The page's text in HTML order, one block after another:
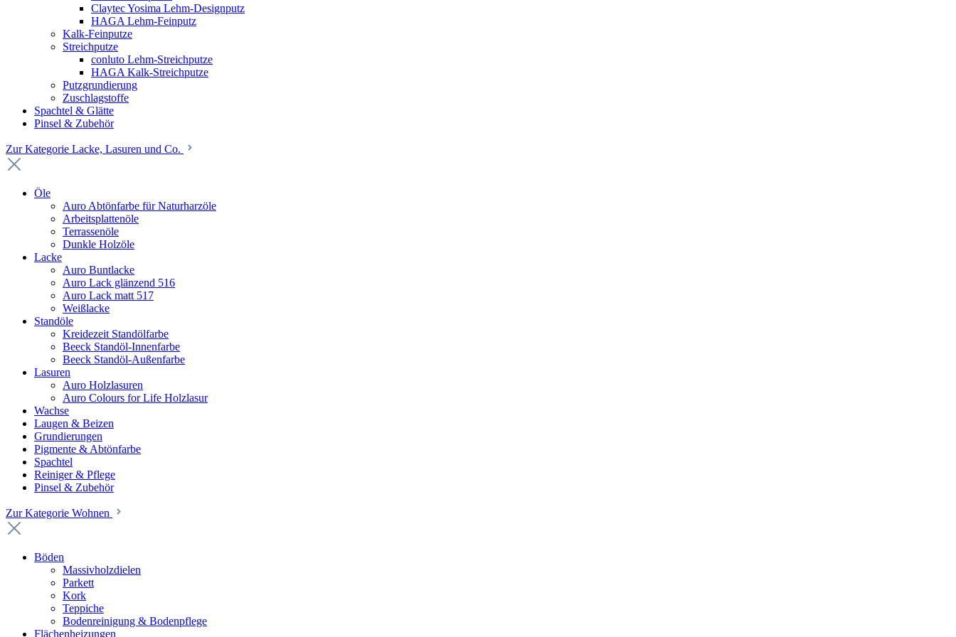
Claytec Yosima Lehm-Designputz
HAGA Lehm-Feinputz
Kalk-Feinputze
Streichputze
conluto Lehm-Streichputze
HAGA Kalk-Streichputze
Putzgrundierung
Zuschlagstoffe
Spachtel & Glätte
Pinsel & Zubehör
Zur Kategorie Lacke, Lasuren und Co.
Öle
Auro Abtönfarbe für Naturharzöle
Arbeitsplattenöle
Terrassenöle
Dunkle Holzöle
Lacke
Auro Buntlacke
Auro Lack glänzend 516
Auro Lack matt 517
Weißlacke
Standöle
Kreidezeit Standölfarbe
Beeck Standöl-Innenfarbe
Beeck Standöl-Außenfarbe
Lasuren
Auro Holzlasuren
Auro Colours for Life Holzlasur
Wachse
Laugen & Beizen
Grundierungen
Pigmente & Abtönfarbe
Spachtel
Reiniger & Pflege
Pinsel & Zubehör
Zur Kategorie Wohnen
Böden
Massivholzdielen
Parkett
Kork
Teppiche
Bodenreinigung & Bodenpflege
Flächenheizungen